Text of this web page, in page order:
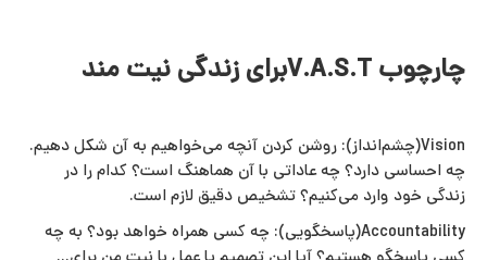
چارچوب V.A.S.Tبرای زندگی نیت‌ مند
Vision(چشم‌انداز): روشن کردن آنچه می‌خواهیم به آن شکل دهیم.
چه احساسی دارد؟ چه عاداتی با آن هماهنگ است؟ کدام را در
زندگی خود وارد می‌کنیم؟ تشخیص دقیق لازم است.
Accountability(پاسخگویی): چه کسی همراه خواهد بود؟ به چه